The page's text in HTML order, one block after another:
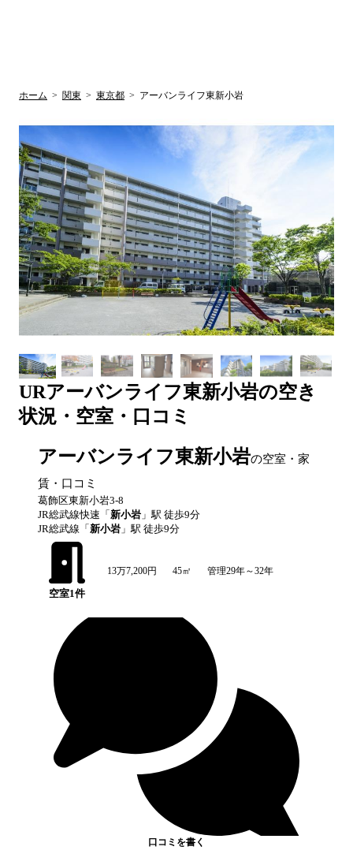
ホーム > 関東 > 東京都 > アーバンライフ東新小岩
URアーバンライフ東新小岩の空き
状況・空室・口コミ
アーバンライフ東新小岩の空室・家
賃・口コミ
葛飾区東新小岩3-8
JR総武線快速 「 新小岩 」駅 徒歩9分
JR総武線 「 新小岩 」駅 徒歩9分
空室1件
13万7,200円 45㎡ 管理29年～32年
口コミを書く